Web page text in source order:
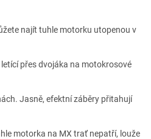
najít tuhle motorku utopenou v
přes dvojáka na motokrosové
Jasně, efektní záběry přitahují
motorka na MX trať nepatří, louže